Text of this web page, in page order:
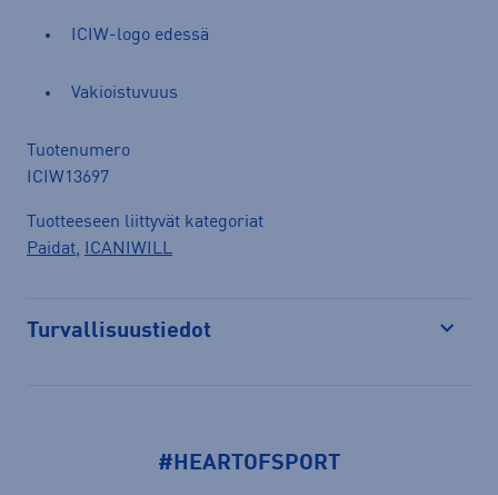
ICIW-logo edessä
Vakioistuvuus
Tuotenumero
ICIW13697
Tuotteeseen liittyvät kategoriat
Paidat, ICANIWILL
Turvallisuustiedot
#HEARTOFSPORT